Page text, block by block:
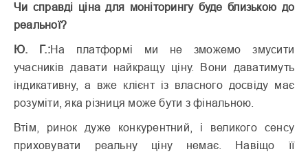
Чи справді ціна для моніторингу буде близькою до
реальної?
Ю. Г.:На платформі ми не зможемо змусити
учасників давати найкращу ціну. Вони даватимуть
індикативну, а вже клієнт із власного досвіду має
розуміти, яка різниця може бути з фінальною.
Втім, ринок дуже конкурентний, і великого сенсу
приховувати реальну ціну немає. Навіщо її